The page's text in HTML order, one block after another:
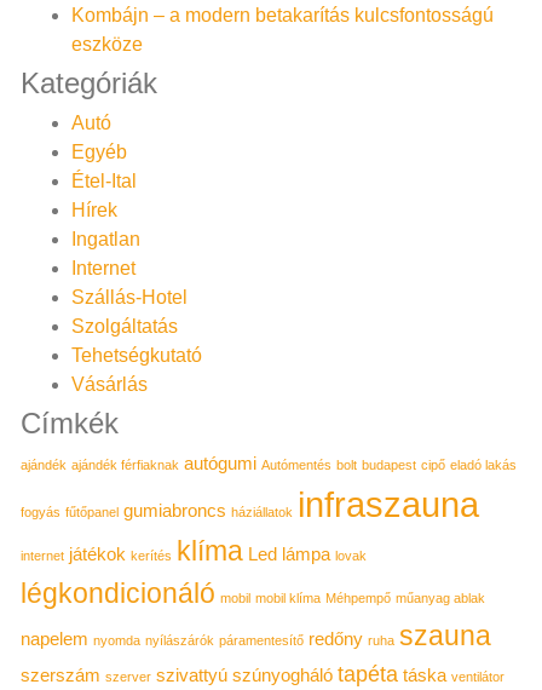
Kombájn – a modern betakarítás kulcsfontosságú
eszköze
Kategóriák
Autó
Egyéb
Étel-Ital
Hírek
Ingatlan
Internet
Szállás-Hotel
Szolgáltatás
Tehetségkutató
Vásárlás
Címkék
ajándék ajándék férfiaknak autógumi Autómentés bolt budapest cipő eladó lakás
fogyás fűtőpanel gumiabroncs háziállatok infraszauna
internet játékok kerítés klíma Led lámpa lovak
légkondicionáló mobil mobil klíma Méhpempő műanyag ablak
napelem nyomda nyílászárók páramentesítő redőny ruha szauna
szerszám szerver szivattyú szúnyogháló tapéta táska ventilátor